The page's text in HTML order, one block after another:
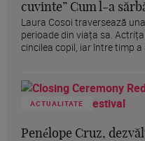
cuvinte” Cum l-a
Laura Cosoi traversează
perioade din viața sa.
cincilea copil, iar între timp a
ACTUALITATE
Penélope Cruz,